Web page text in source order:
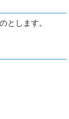
とします。